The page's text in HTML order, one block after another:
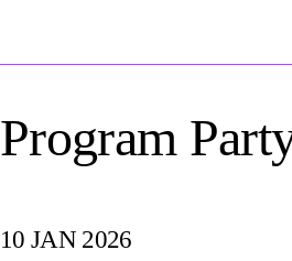
Program
10 JAN 2026